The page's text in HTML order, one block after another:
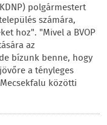
polgármestert
számára,
hoz". "Mivel a BVOP
az
bízunk benne, hogy
a tényleges
közötti